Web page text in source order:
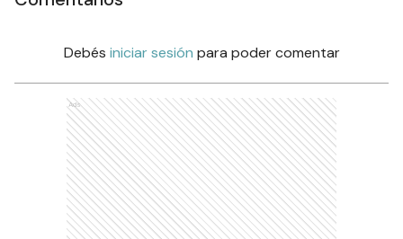
Debés iniciar sesión para poder comentar
Ads